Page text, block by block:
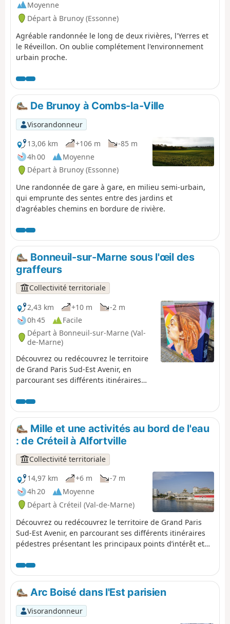
Moyenne
Départ à Brunoy (Essonne)
Agréable randonnée le long de deux rivières, l'Yerres et
le Réveillon. On oublie complétement l'environnement
urbain proche.
De Brunoy à Combs-la-Ville
Visorandonneur
13,06 km
+106 m
-85 m
4h 00
Moyenne
Départ à Brunoy (Essonne)
Une randonnée de gare à gare, en milieu semi-urbain,
qui emprunte des sentes entre des jardins et
d'agréables chemins en bordure de rivière.
Bonneuil-sur-Marne sous l'œil des
graffeurs
Collectivité territoriale
2,43 km
+10 m
-2 m
0h 45
Facile
Départ à Bonneuil-sur-Marne (Val-
de-Marne)
Découvrez ou redécouvrez le territoire
de Grand Paris Sud-Est Avenir, en
parcourant ses différents itinéraires
points d’intérêt et les richesses parfois
méconnues de nos 16 communes, aux
histoires atypiques et singulières.
Mille et une activités au bord de l'eau
: de Créteil à Alfortville
Collectivité territoriale
14,97 km
+6 m
-7 m
4h 20
Moyenne
Départ à Créteil (Val-de-Marne)
Découvrez ou redécouvrez le territoire de Grand Paris
Sud-Est Avenir, en parcourant ses différents itinéraires
pédestres présentant les principaux points d’intérêt et
aux histoires atypiques et singulières.
Arc Boisé dans l'Est parisien
Visorandonneur